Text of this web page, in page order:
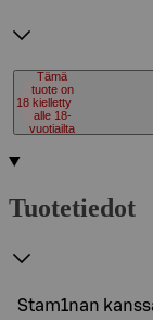
18
Tämä
tuote on
kielletty
alle 18-
vuotiailta
Tuotetiedot
Stam1nan